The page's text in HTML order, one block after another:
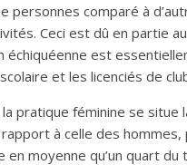
personnes comparé à
Ceci est dû en partie
échiquéenne est
et les licenciés de
pratique féminine se situe
à celle des hommes,
moyenne qu’un quart du